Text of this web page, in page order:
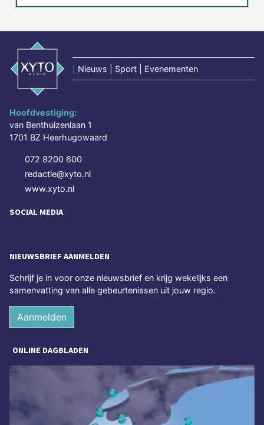
Nieuws | Sport | Evenementen
Hoofdvestiging:
van Benthuizenlaan 1
1701 BZ Heerhugowaard
072 8200 600
redactie@xyto.nl
www.xyto.nl
SOCIAL MEDIA
NIEUWSBRIEF AANMELDEN
Schrijf je in voor onze nieuwsbrief en krijg wekelijks een
samenvatting van alle gebeurtenissen uit jouw regio.
Aanmelden
ONLINE DAGBLADEN